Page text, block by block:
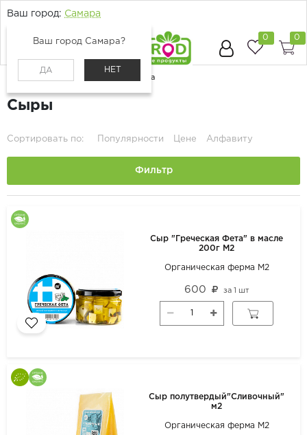
Ваш город: Самара
Ваш город Самара?
ДА НЕТ
0 0
Молоко, сыр, яйца
Сыры
Сортировать по: Популярности Цене Алфавиту
Фильтр
Сыр "Греческая Фета" в масле
200г М2
Органическая ферма М2
600 за 1 шт
Сыр полутвердый"Сливочный"
м2
Органическая ферма М2